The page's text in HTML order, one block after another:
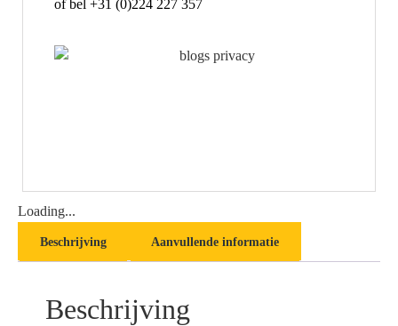
of bel +31 (0)224 227 357
Loading...
Beschrijving Aanvullende informatie
Beschrijving